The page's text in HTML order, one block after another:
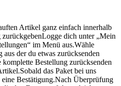
Artikel ganz einfach innerhalb
dich unter „Mein
im Menü aus.Wähle
aus der du etwas zurücksenden
Bestellung zurücksenden
das Paket bei uns
Bestätigung.Nach Überprüfung